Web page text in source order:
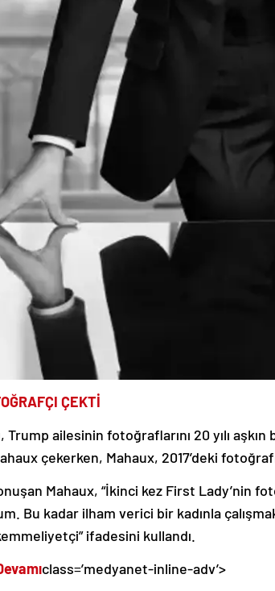
ÇEKTİ
Trump ailesinin fotoğraflarını 20 yılı
çekerken, Mahaux, 2017’deki
Mahaux, “İkinci kez First Lady’nin
Bu kadar ilham verici bir kadınla
ifadesini kullandı.
class=’medyanet-inline-adv’>